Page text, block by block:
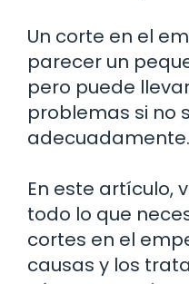
Un corte en el
parecer un
pero puede
problemas si no
adecuadamente.
En este artículo,
todo lo que
cortes en el
causas y los